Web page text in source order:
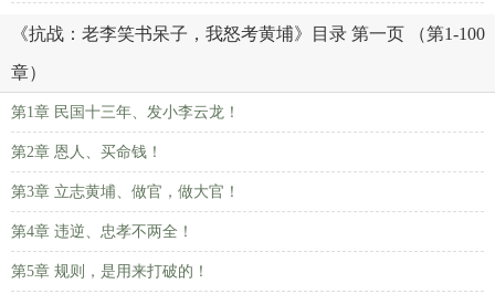
《抗战：老李笑书呆子，我怒考黄埔》目录 第一页 （第1-100
章）
第1章 民国十三年、发小李云龙！
第2章 恩人、买命钱！
第3章 立志黄埔、做官，做大官！
第4章 违逆、忠孝不两全！
第5章 规则，是用来打破的！